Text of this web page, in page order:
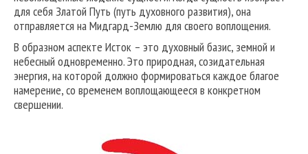
для себя Златой Путь (путь духовного развития), она
отправляется на Мидгард-Землю для своего воплощения.
В образном аспекте Исток – это духовный базис, земной и
небесный одновременно. Это природная, созидательная
энергия, на которой должно формироваться каждое благое
намерение, со временем воплощающееся в конкретном
свершении.